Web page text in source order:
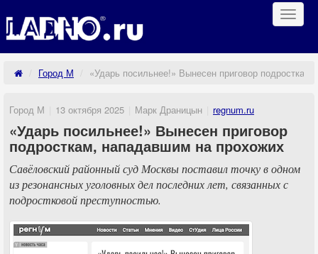
Город М «Ударь посильнее!» Вынесен приговор
Город М 13 октября 2025 Марк Драницын regnum.ru
«Ударь посильнее!» Вынесен приговор
подросткам, нападавшим на прохожих
Савёловский районный суд Москвы поставил точку в одном
из резонансных уголовных дел последних лет, связанных с
подростковой преступностью.